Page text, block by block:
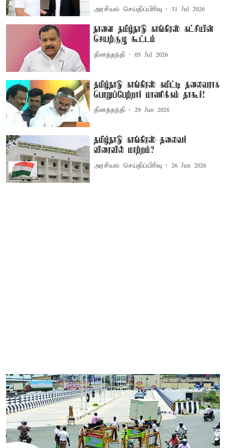
அரசியல் செய்திப்பிரிவு 31 Jul 2026
நாளை தமிழ்நாடு காங்கிரஸ் கட்சியின்
செயற்குழு கூட்டம்
தினத்தந்தி 05 Jul 2026
தமிழ்நாடு காங்கிரஸ் கமிட்டி தலைவராக
பொறுப்பேற்றார் மாணிக்கம் தாகூர்!
தினத்தந்தி 29 Jun 2026
தமிழ்நாடு காங்கிரஸ் தலைவர்
விரைவில் மாற்றம்?
அரசியல் செய்திப்பிரிவு 26 Jun 2026